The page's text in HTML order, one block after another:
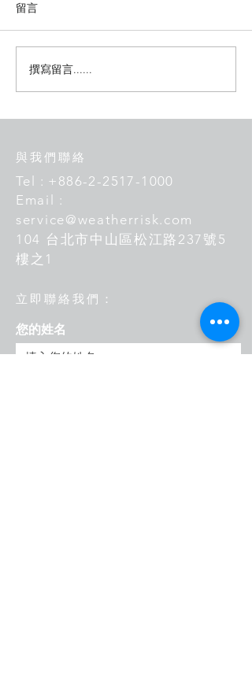
氣象產業-- 解析天氣一百
問的製作
留言
撰寫留言......
與我們聯絡
Tel : +886-2-2517-1000
Email :
service@weatherrisk.com
104 台北市中山區松江路237號5
樓之1
​立即聯絡我們：
您的姓名